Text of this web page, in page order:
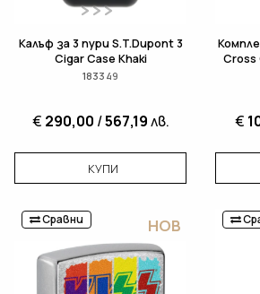
Калъф за 3 пури S.T.Dupont 3
Cigar Case Khaki
183349
€ 290,00 /567,19лв.
КУПИ
Cross
€
Сравни НОВ